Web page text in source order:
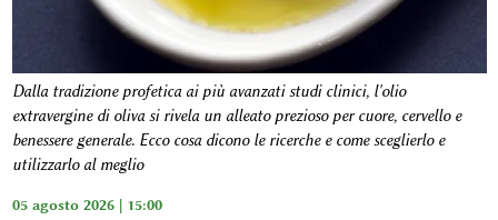
Dalla tradizione profetica ai più avanzati studi clinici, l'olio
extravergine di oliva si rivela un alleato prezioso per cuore, cervello e
benessere generale. Ecco cosa dicono le ricerche e come sceglierlo e
utilizzarlo al meglio
05 agosto 2026 | 15:00